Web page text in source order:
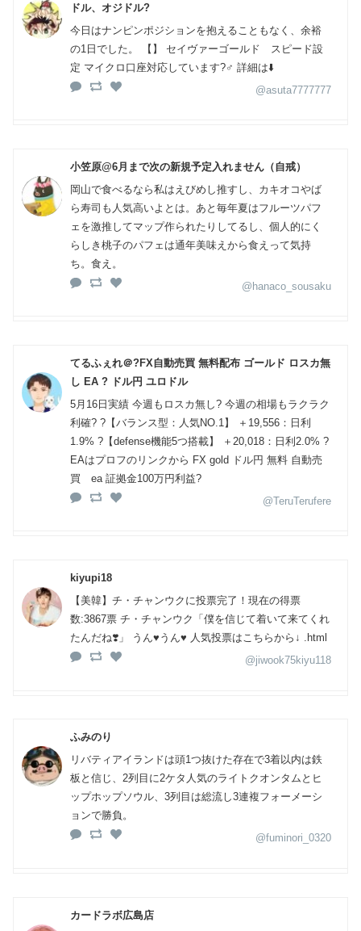
ドル、オジドル?
今日はナンピンポジションを抱えることもなく、余裕
の1日でした。 【】 セイヴァーゴールド スピード設
定 マイクロ口座対応しています?‍♂️ 詳細は⬇️
@asuta7777777
小笠原@6月まで次の新規予定入れません（自戒）
岡山で食べるなら私はえびめし推すし、カキオコやば
ら寿司も人気高いよとは。あと毎年夏はフルーツパフ
ェを激推してマップ作られたりしてるし、個人的にく
らしき桃子のパフェは通年美味えから食えって気持
ち。食え。
@hanaco_sousaku
てるふぇれ＠?FX自動売買 無料配布 ゴールド ロスカ無
し EA ? ドル円 ユロドル
5月16日実績 今週もロスカ無し? 今週の相場もラクラク
利確? ?【バランス型：人気NO.1】 ＋19,556：日利
1.9% ?【defense機能5つ搭載】 ＋20,018：日利2.0% ?
EAはプロフのリンクから FX gold ドル円 無料 自動売
買 ea 証拠金100万円利益?
@TeruTerufere
kiyupi18
【美韓】チ・チャンウクに投票完了！現在の得票
数:3867票 チ・チャンウク「僕を信じて着いて来てくれ
たんだね❣️」 うん♥️うん♥️ 人気投票はこちらから↓ .html
@jiwook75kiyu118
ふみのり
リバティアイランドは頭1つ抜けた存在で3着以内は鉄
板と信じ、2列目に2ケタ人気のライトクオンタムとヒ
ップホップソウル、3列目は総流し3連複フォーメーシ
ョンで勝負。
@fuminori_0320
カードラボ広島店